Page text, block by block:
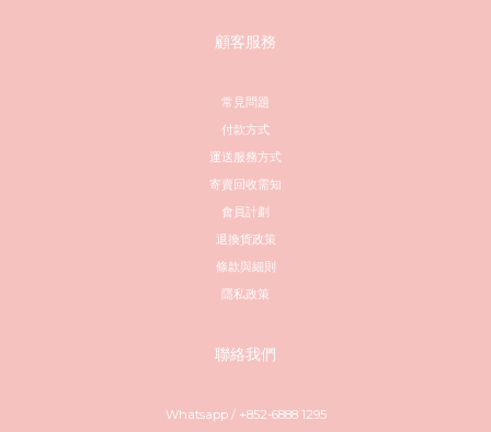
顧客服務
常見問題
付款方式
運送服務方式
寄賣回收需知
會員計劃
退換貨政策
條款與細則
隱私政策
聯絡我們
Whatsapp / +852-6888 1295